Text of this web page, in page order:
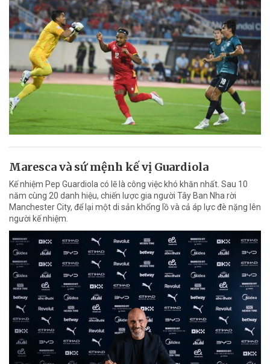
Maresca và sứ mệnh kế vị Guardiola
Kế nhiệm Pep Guardiola có lẽ là công việc khó khăn nhất. Sau 10
năm cùng 20 danh hiệu, chiến lược gia người Tây Ban Nha rời
Manchester City, để lại một di sản khổng lồ và cả áp lực đè nặng lên
người kế nhiệm.